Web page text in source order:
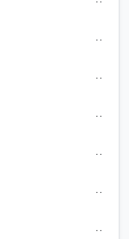
..
..
..
..
..
..